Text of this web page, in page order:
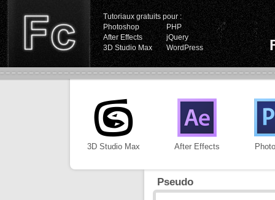
Tutoriaux gratuits pour :
Photoshop
PHP
After Effects
jQuery
3D Studio Max
WordPress
3D Studio Max After Effects
Pseudo